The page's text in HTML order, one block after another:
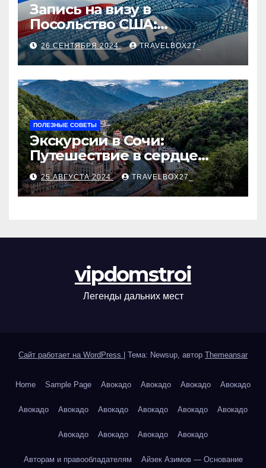
Запись на визу в
Посольство США:
Пошаговое руководство
26 СЕНТЯБРЯ 2024 TRAVELBOX27_
ПОЛЕЗНЫЕ СОВЕТЫ
Экскурсии в Сочи:
Путешествие в сердце
Черноморского курорта
25 АВГУСТА 2024 TRAVELBOX27_
vipdomstroi
Легенды дальних мест
Сайт работает на WordPress Тема: Newsup, автор Themeansar
Home Sample Page Авокадо Авокадо Авокадо Авокадо
Авокадо Авокадо Авокадо Авокадо Авокадо Авокадо
Авокадо Авокадо Авокадо Авокадо
Авторам и правообладателям Айзек Азимов — Основание